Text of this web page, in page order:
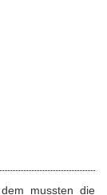
mussten die